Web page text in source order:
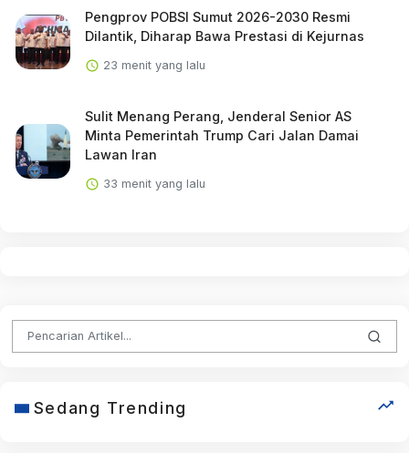
Pengprov POBSI Sumut 2026-2030 Resmi
Dilantik, Diharap Bawa Prestasi di Kejurnas
23 menit yang lalu
Sulit Menang Perang, Jenderal Senior AS
Minta Pemerintah Trump Cari Jalan Damai
Lawan Iran
33 menit yang lalu
Sedang Trending